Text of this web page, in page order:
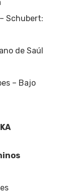
Schubert:
de Saúl
– Bajo